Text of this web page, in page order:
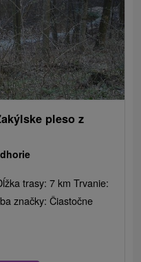
pleso z
trasy: 7 km Trvanie:
značky: Čiastočne